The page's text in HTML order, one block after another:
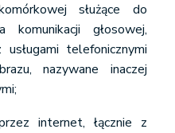
służące do
komunikacji głosowej,
telefonicznymi
nazywane inaczej
internet, łącznie z